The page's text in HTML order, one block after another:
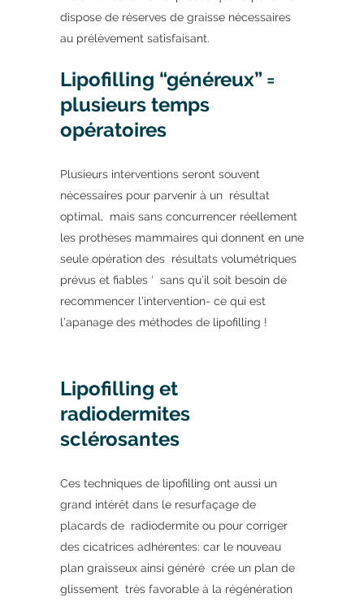
dispose de réserves de graisse nécessaires
au prélèvement satisfaisant.
Lipofilling “généreux” =
plusieurs temps
opératoires
Plusieurs interventions seront souvent
nécessaires pour parvenir à un résultat
optimal, mais sans concurrencer réellement
les prothèses mammaires qui donnent en une
seule opération des résultats volumétriques
prévus et fiables ‘ sans qu’il soit besoin de
recommencer l’intervention- ce qui est
l’apanage des méthodes de lipofilling !
Lipofilling et
radiodermites
sclérosantes
Ces techniques de lipofilling ont aussi un
grand intérêt dans le resurfaçage de
placards de radiodermite ou pour corriger
des cicatrices adhérentes: car le nouveau
plan graisseux ainsi généré crée un plan de
glissement très favorable à la régénération